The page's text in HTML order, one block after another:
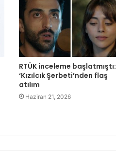
RTÜK inceleme başlatmıştı:
‘Kızılcık Şerbeti’nden flaş
atılım
Haziran 21, 2026